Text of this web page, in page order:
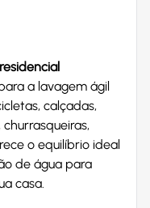
a lavagem ágil
calçadas,
o equilíbrio ideal
de água para
casa.